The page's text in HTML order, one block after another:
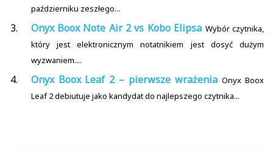
październiku zeszłego...
Onyx Boox Note Air 2 vs Kobo Elipsa Wybór czytnika,
który jest elektronicznym notatnikiem jest dosyć dużym
wyzwaniem....
Onyx Boox Leaf 2 – pierwsze wrażenia Onyx Boox
Leaf 2 debiutuje jako kandydat do najlepszego czytnika...